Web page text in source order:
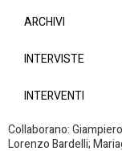
ARCHIVI
INTERVISTE
INTERVENTI
Collaborano:
Lorenzo Bardelli;